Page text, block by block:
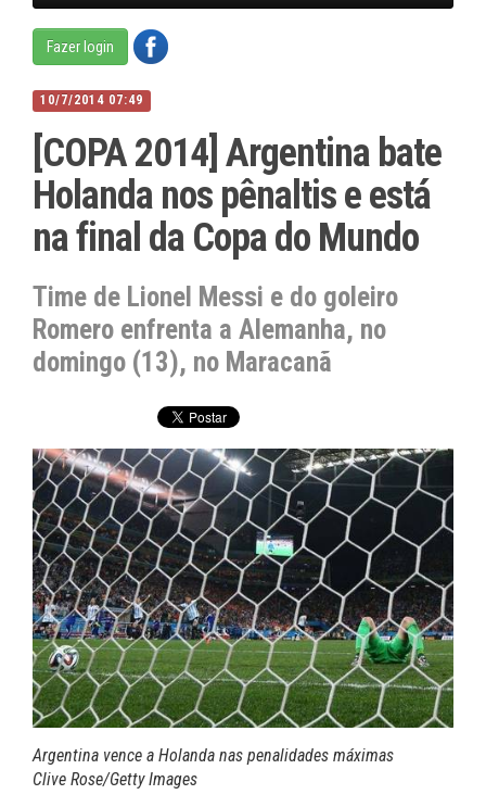
Fazer login
10/7/2014 07:49
[COPA 2014] Argentina bate
Holanda nos pênaltis e está
na final da Copa do Mundo
Time de Lionel Messi e do goleiro
Romero enfrenta a Alemanha, no
domingo (13), no Maracanã
Argentina vence a Holanda nas penalidades máximas
Clive Rose/Getty Images